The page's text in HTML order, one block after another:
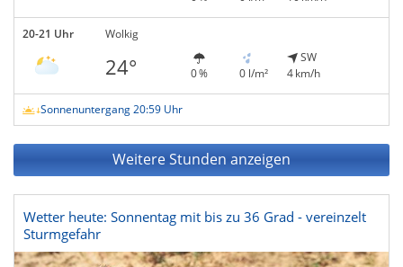
20-21 Uhr Wolkig
24° 0 % 0 l/m²
SW
4 km/h
Sonnenuntergang 20:59 Uhr
Weitere Stunden anzeigen
Wetter heute: Sonnentag mit bis zu 36 Grad - vereinzelt
Sturmgefahr